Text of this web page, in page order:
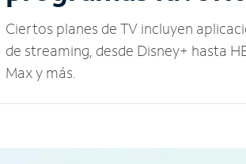
Ciertos planes de TV incluyen
de streaming, desde Disney+ hasta
Max y más.